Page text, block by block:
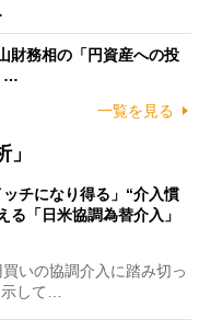
財務相の「円資産への投
…
一覧を見る
ッチになり得る」“介入慣
る「日米協調為替介入」
いの協調介入に踏み切っ
して…